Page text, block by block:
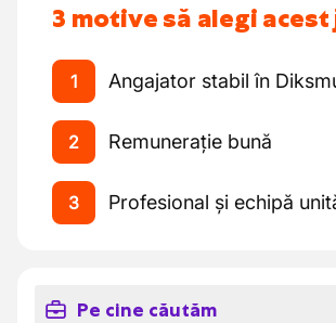
3 motive să alegi
1 Angajator stabil în
2 Remunerație bună
3 Profesional și echipă
Pe cine căutăm